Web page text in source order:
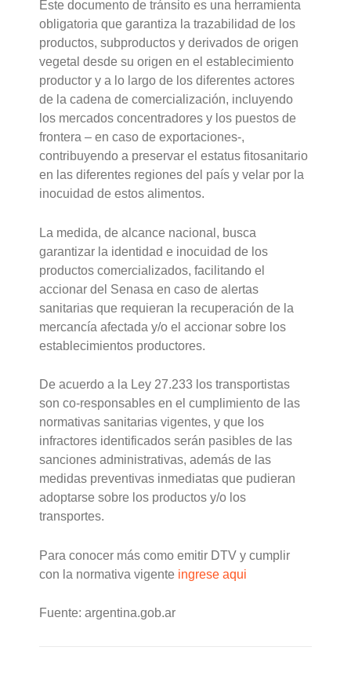
Este documento de tránsito es una herramienta
obligatoria que garantiza la trazabilidad de los
productos, subproductos y derivados de origen
vegetal desde su origen en el establecimiento
productor y a lo largo de los diferentes actores
de la cadena de comercialización, incluyendo
los mercados concentradores y los puestos de
frontera – en caso de exportaciones-,
contribuyendo a preservar el estatus fitosanitario
en las diferentes regiones del país y velar por la
inocuidad de estos alimentos.
La medida, de alcance nacional, busca
garantizar la identidad e inocuidad de los
productos comercializados, facilitando el
accionar del Senasa en caso de alertas
sanitarias que requieran la recuperación de la
mercancía afectada y/o el accionar sobre los
establecimientos productores.
De acuerdo a la Ley 27.233 los transportistas
son co-responsables en el cumplimiento de las
normativas sanitarias vigentes, y que los
infractores identificados serán pasibles de las
sanciones administrativas, además de las
medidas preventivas inmediatas que pudieran
adoptarse sobre los productos y/o los
transportes.
Para conocer más como emitir DTV y cumplir
con la normativa vigente ingrese aqui
Fuente: argentina.gob.ar